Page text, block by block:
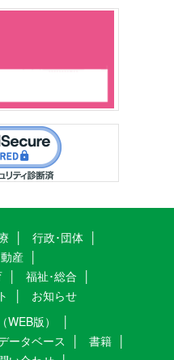
行政･団体
産
福祉･総合
お知らせ
WEB版）
ータベース
書籍